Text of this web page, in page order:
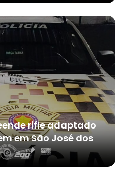
rifle adaptado
em São José dos